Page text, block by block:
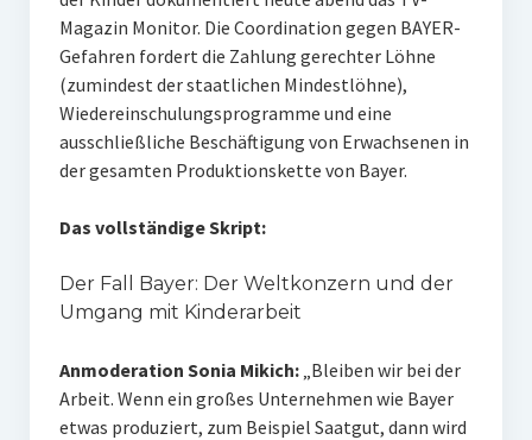
Magazin Monitor. Die Coordination gegen BAYER-
Gefahren fordert die Zahlung gerechter Löhne
(zumindest der staatlichen Mindestlöhne),
Wiedereinschulungsprogramme und eine
ausschließliche Beschäftigung von Erwachsenen in
der gesamten Produktionskette von Bayer.
Das vollständige Skript:
Der Fall Bayer: Der Weltkonzern und der
Umgang mit Kinderarbeit
Anmoderation Sonia Mikich:„Bleiben wir bei der
Arbeit. Wenn ein großes Unternehmen wie Bayer
etwas produziert, zum Beispiel Saatgut, dann wird